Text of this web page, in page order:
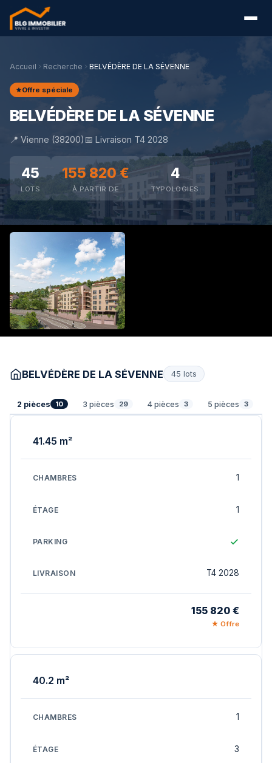
Accueil Recherche BELVÉDÈRE DE LA SÉVENNE
Offre spéciale
BELVÉDÈRE DE LA SÉVENNE
📍 Vienne (38200)📅 Livraison T4 2028
45
LOTS
155 820 €
À PARTIR DE
4
TYPOLOGIES
BELVÉDÈRE DE LA SÉVENNE 45 lots
2 pièces 10 3 pièces 29 4 pièces 3 5 pièces 3
41.45 m²
1
1
T4 2028
155 820 €
★ Offre
40.2 m²
1
3